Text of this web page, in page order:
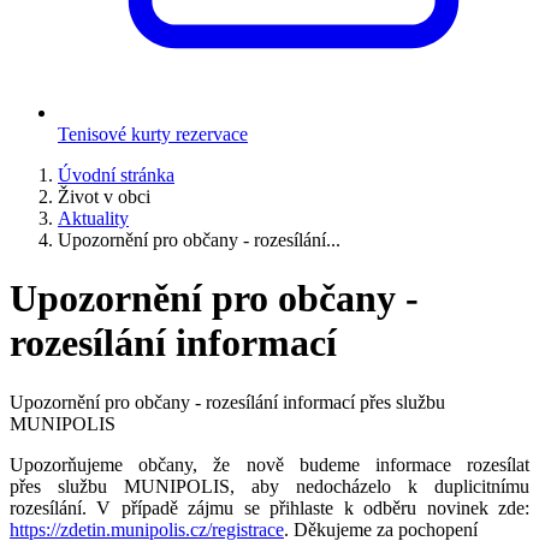
Tenisové kurty rezervace
Úvodní stránka
Život v obci
Aktuality
Upozornění pro občany - rozesílání...
Upozornění pro občany -
rozesílání informací
Upozornění pro občany - rozesílání informací přes službu
MUNIPOLIS
Upozorňujeme občany, že nově budeme informace rozesílat
přes službu MUNIPOLIS, aby nedocházelo k duplicitnímu
rozesílání. V případě zájmu se přihlaste k odběru novinek zde:
https://zdetin.munipolis.cz/registrace. Děkujeme za pochopení